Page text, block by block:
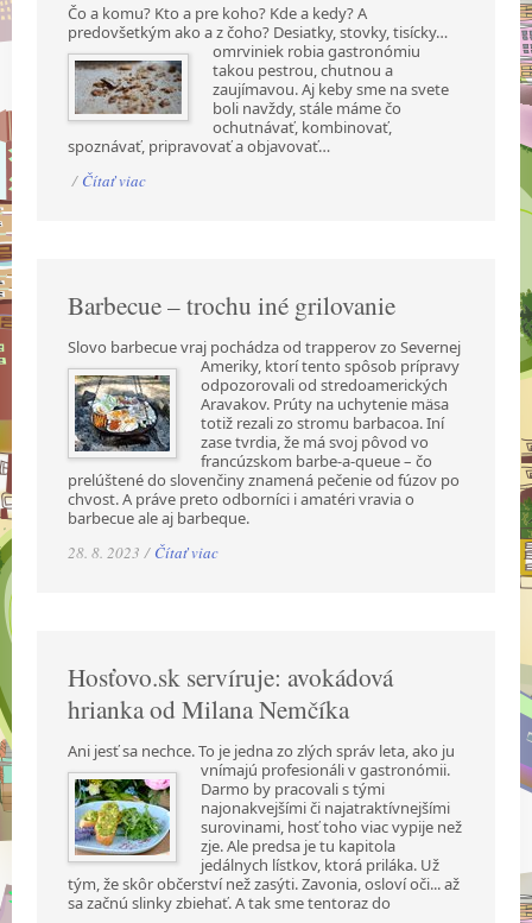
Čo a komu? Kto a pre koho? Kde a kedy? A
predovšetkým ako a z čoho? Desiatky, stovky,tisícky…
omrviniek robia gastronómiu
takou pestrou, chutnou a
zaujímavou. Aj keby sme na svete
boli navždy, stále máme čo
ochutnávať, kombinovať,
spoznávať, pripravovať a objavovať…
/ Čítať viac
Barbecue – trochu iné grilovanie
Slovo barbecue vraj pochádza od trapperov zo Severnej
Ameriky, ktorí tento spôsob prípravy
odpozorovali od stredoamerických
Aravakov. Prúty na uchytenie mäsa
totiž rezali zo stromu barbacoa. Iní
zase tvrdia, že má svoj pôvod vo
francúzskom barbe-a-queue – čo
prelúštené do slovenčiny znamená pečenie od fúzov po
chvost. A práve preto odborníci i amatéri vravia o
barbecue ale aj barbeque.
28. 8. 2023 / Čítať viac
Hosťovo.sk servíruje: avokádová
hrianka od Milana Nemčíka
Ani jesť sa nechce. To je jedna zo zlých správ leta, ako ju
vnímajú profesionáli v gastronómii.
Darmo by pracovali s tými
najonakvejšími či najatraktívnejšími
surovinami, hosť toho viac vypije než
zje. Ale predsa je tu kapitola
jedálnych lístkov, ktorá priláka. Už
tým, že skôr občerství než zasýti. Zavonia, osloví oči... až
sa začnú slinky zbiehať. A tak sme tentoraz do